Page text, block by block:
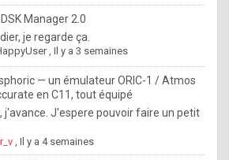
y
R
o
l
e
.
DSK Manager 2.0
je regarde ça.
,Il y a 3 semaines
— un émulateur ORIC-1 / Atmos
en C11, tout équipé
j'avance. J'espere pouvoir faire un petit
,Il y a 4 semaines